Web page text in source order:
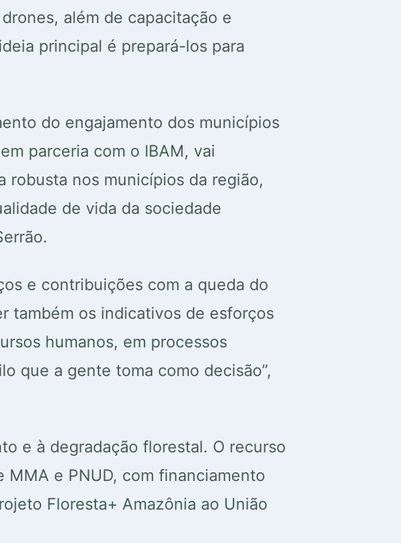
além de capacitação e
principal é prepará-los para
do engajamento dos municípios
parceria com o IBAM, vai
robusta nos municípios da região,
de vida da sociedade
e contribuições com a queda do
também os indicativos de esforços
humanos, em processos
que a gente toma como decisão”,
e à degradação florestal. O recurso
e PNUD, com financiamento
Floresta+ Amazônia ao União